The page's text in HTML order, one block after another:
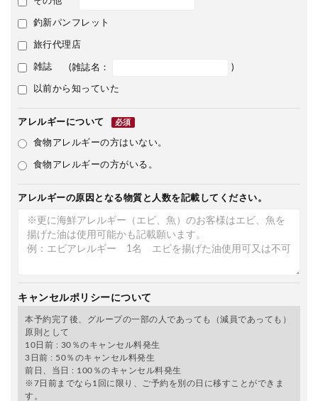
釣新パンフレット
旅行代理店
雑誌 (雑誌名： )
以前から知っていた
アレルギーについて 必須
食物アレルギーの方はいない。
食物アレルギーの方がいる。
アレルギーの原因となる物質と人数を記載してください。
キャンセルポリシーについて
本予約完了後、グループの一部の人であっても（減員であっても）
原則として
10日前 : 30％のキャンセル料発生
3日前 : 50％のキャンセル料発生
前日、当日 : 100％のキャンセル料発生
※7日前までなら1回に限り、ご予約を別の日に移すことができま
す。